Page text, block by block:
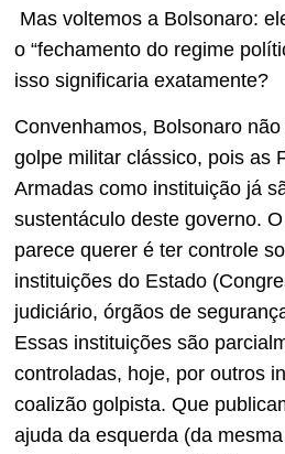
Mas voltemos a Bolsonaro:
o “fechamento do regime
isso significaria exatamente?
Convenhamos, Bolsonaro
golpe militar clássico, pois as
Armadas como instituição já
sustentáculo deste governo.
parece querer é ter controle
instituições do Estado
judiciário, órgãos de
Essas instituições são
controladas, hoje, por outros
coalizão golpista. Que
ajuda da esquerda (da